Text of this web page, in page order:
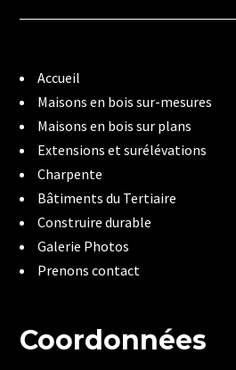
Accueil
Maisons en bois sur-mesures
Maisons en bois sur plans
Extensions et surélévations
Charpente
Bâtiments du Tertiaire
Construire durable
Galerie Photos
Prenons contact
Coordonnées